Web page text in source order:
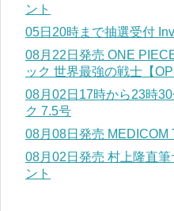
ント
05日20時まで抽選受付
08月22日発売 ONE
ック 世界最強の戦士【
08月02日17時から23時
ク 7.5号
08月08日発売 MEDICOM
08月02日発売 村上隆直
ント